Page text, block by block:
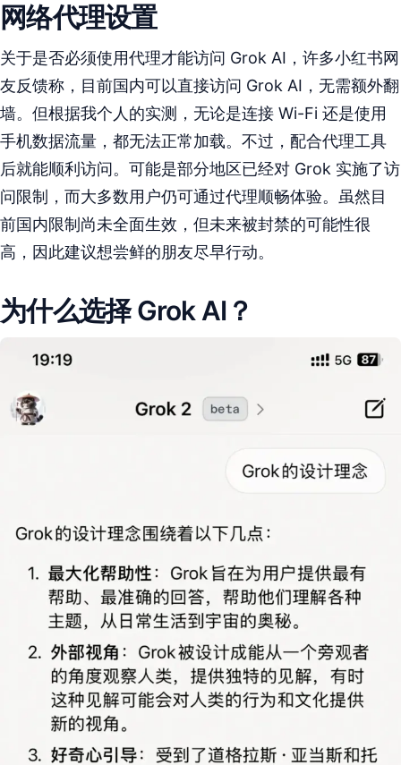
网络代理设置
关于是否必须使用代理才能访问 Grok AI，许多小红书网
友反馈称，目前国内可以直接访问 Grok AI，无需额外翻
墙。但根据我个人的实测，无论是连接 Wi-Fi 还是使用
手机数据流量，都无法正常加载。不过，配合代理工具
后就能顺利访问。可能是部分地区已经对 Grok 实施了访
问限制，而大多数用户仍可通过代理顺畅体验。虽然目
前国内限制尚未全面生效，但未来被封禁的可能性很
高，因此建议想尝鲜的朋友尽早行动。
为什么选择 Grok AI？